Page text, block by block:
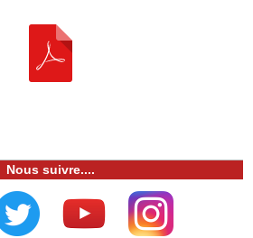
Nous suivre....